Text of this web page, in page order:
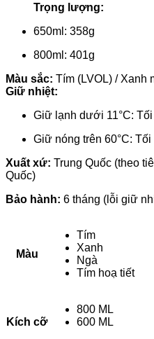
Trọng lượng:
650ml: 358g
800ml: 401g
Màu sắc: Tím (LVOL) / Xanh
Giữ nhiệt:
Giữ lạnh dưới 11°C: Tối
Giữ nóng trên 60°C: Tối
Xuất xứ: Trung Quốc (theo
Quốc)
Bảo hành: 6 tháng (lỗi giữ
Màu
Tím
Xanh
Ngà
Tím hoạ tiết
Kích cỡ
800 ML
600 ML